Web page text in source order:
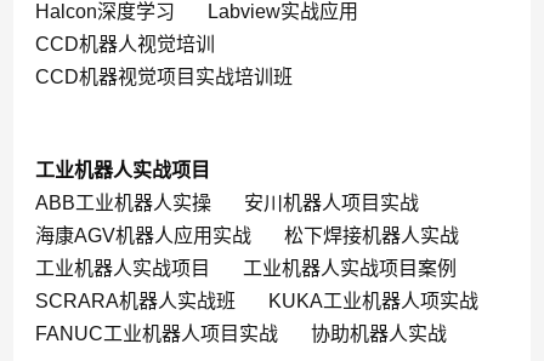
Halcon深度学习
Labview实战应用
CCD机器人视觉培训
CCD机器视觉项目实战培训班
工业机器人实战项目
ABB工业机器人实操
安川机器人项目实战
海康AGV机器人应用实战
松下焊接机器人实战
工业机器人实战项目
工业机器人实战项目案例
SCRARA机器人实战班
KUKA工业机器人项实战
FANUC工业机器人项目实战
协助机器人实战